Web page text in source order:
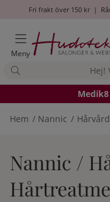
Fri frakt över 150 kr|
Meny
Medik8
Hem Nannic Hårvård
Nannic /